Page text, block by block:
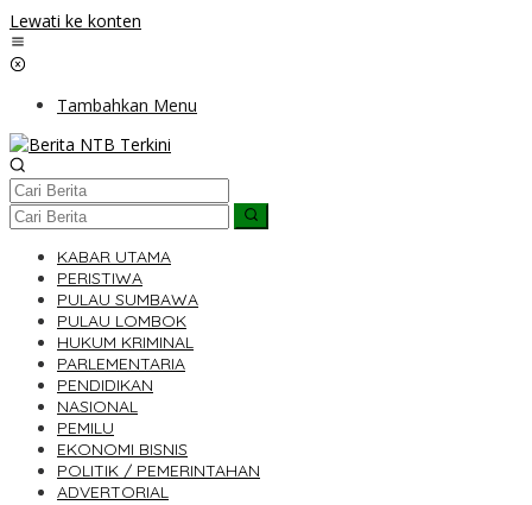
Lewati ke konten
Tambahkan Menu
KABAR UTAMA
PERISTIWA
PULAU SUMBAWA
PULAU LOMBOK
HUKUM KRIMINAL
PARLEMENTARIA
PENDIDIKAN
NASIONAL
PEMILU
EKONOMI BISNIS
POLITIK / PEMERINTAHAN
ADVERTORIAL